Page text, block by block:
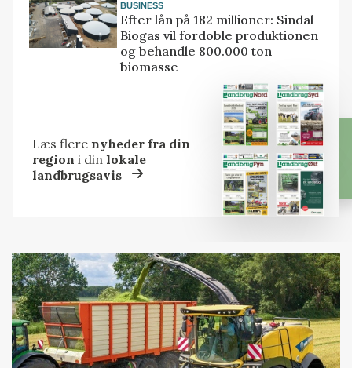
BUSINESS
Efter lån på 182 millioner: Sindal
Biogas vil fordoble produktionen
og behandle 800.000 ton
biomasse
Læs flere nyheder fra din
region i dinlokale
landbrugsavis